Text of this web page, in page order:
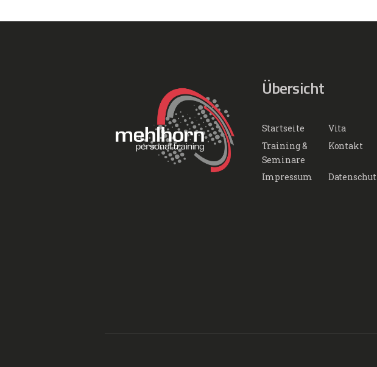
Übersicht
Startseite
Vita
Training &
Seminare
Kontakt
Impressum